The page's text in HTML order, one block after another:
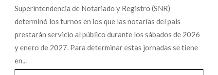
Superintendencia de Notariado y Registro (SNR)
determinó los turnos en los que las notarías del país
prestarán servicio al público durante los sábados de 2026
y enero de 2027. Para determinar estas jornadas se tiene
en...